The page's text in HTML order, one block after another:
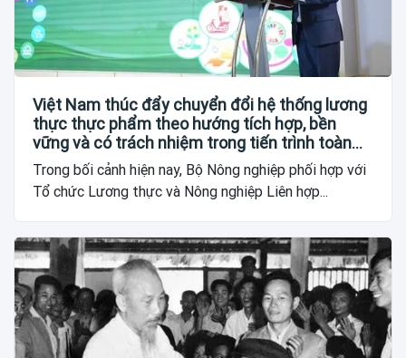
Việt Nam thúc đẩy chuyển đổi hệ thống lương
thực thực phẩm theo hướng tích hợp, bền
vững và có trách nhiệm trong tiến trình toàn
cầu
Trong bối cảnh hiện nay, Bộ Nông nghiệp phối hợp với
Tổ chức Lương thực và Nông nghiệp Liên hợp...